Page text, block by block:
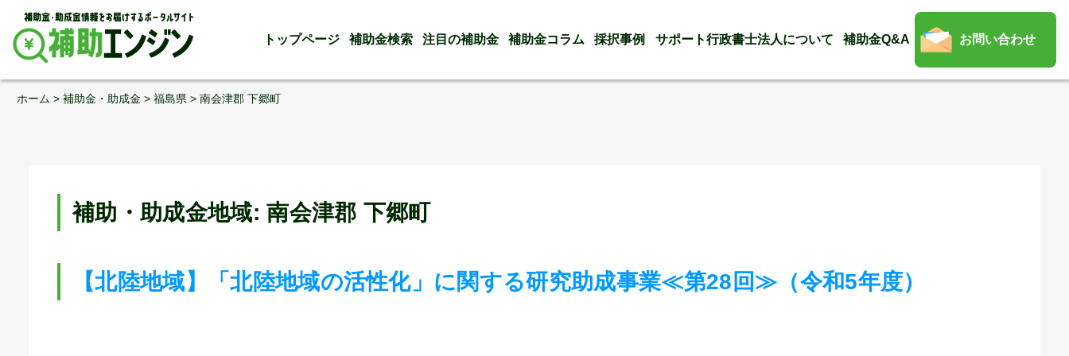
Skip
トップページ 補助金検索 注目の補助金 補助金コラム 採択事例 サポート行政書士法人について 補助金Q&A お問い合わせ
ホーム > 補助金・助成金 > 福島県 > 南会津郡 下郷町
補助・助成金地域:南会津郡 下郷町
【北陸地域】「北陸地域の活性化」に関する研究助成事業≪第28回≫（令和5年度）